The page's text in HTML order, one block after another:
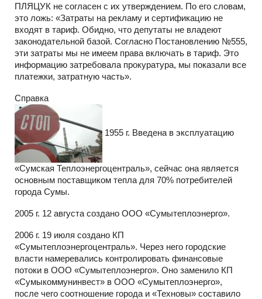
ПЛЯЦУК не согласен с их утверждением. По его словам,
это ложь: «Затраты на рекламу и сертификацию не
входят в тариф. Обидно, что депутаты не владеют
законодательной базой. Согласно Постановлению №555,
эти затраты мы не имеем права включать в тариф. Это
информацию затребовала прокуратура, мы показали все
платежки, затратную часть».
Справка
1955 г. Введена в эксплуатацию
«Сумская Теплоэнергоцентраль», сейчас она является
основным поставщиком тепла для 70% потребителей
города Сумы.
2005 г. 12 августа создано ООО «Сумытеплоэнерго».
2006 г. 19 июля создано КП
«Сумытеплоэнергоцентраль». Через него городские
власти намеревались контролировать финансовые
потоки в ООО «Сумытеплоэнерго». Оно заменило КП
«Сумыкоммунинвест» в ООО «Сумытеплоэнерго»,
после чего соотношение города и «Техновы» составило